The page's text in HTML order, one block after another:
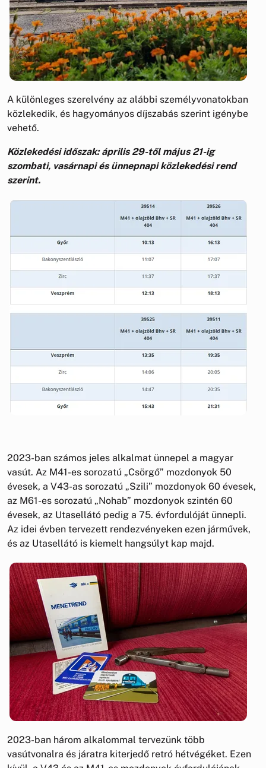
A különleges szerelvény az alábbi személyvonatokban
közlekedik, és hagyományos díjszabás szerint igénybe
vehető.
Közlekedési időszak: április 29-től május 21-ig
szombati, vasárnapi és ünnepnapi közlekedési rend
szerint.
2023-ban számos jeles alkalmat ünnepel a magyar
vasút. Az M41-es sorozatú „Csörgő” mozdonyok 50
évesek, a V43-as sorozatú „Szili” mozdonyok 60 évesek,
az M61-es sorozatú „Nohab” mozdonyok szintén 60
évesek, az Utasellátó pedig a 75. évfordulóját ünnepli.
Az idei évben tervezett rendezvényeken ezen járművek,
és az Utasellátó is kiemelt hangsúlyt kap majd.
2023-ban három alkalommal tervezünk több
vasútvonalra és járatra kiterjedő retró hétvégéket. Ezen